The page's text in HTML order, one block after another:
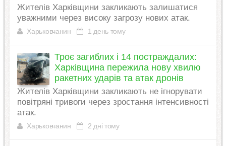
Жителів Харківщини закликають залишатися
уважними через високу загрозу нових атак.
Харьковчанин 1 день тому
Троє загиблих і 14 постраждалих:
Харківщина пережила нову хвилю
ракетних ударів та атак дронів
Жителів Харківщини закликають не ігнорувати
повітряні тривоги через зростання інтенсивності
атак.
Харьковчанин 2 дні тому